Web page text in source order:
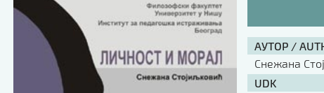
АУТОР /
Снежана
UDK